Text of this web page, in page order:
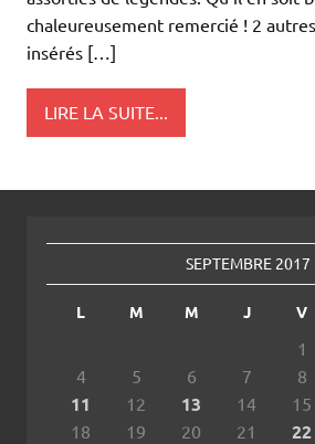
chaleureusement remercié ! 2
insérés […]
LIRE LA SUITE...
SEPTEMBRE 2017
L M M J V
1
4
5 6 7 8
11 12 13 14 15
18
19 20 21 22